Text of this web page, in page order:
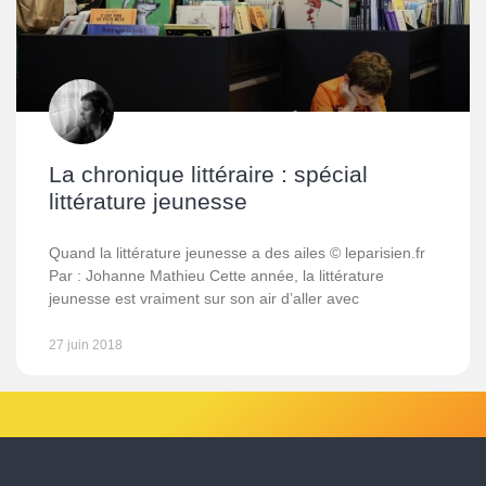
La chronique littéraire : spécial
littérature jeunesse
Quand la littérature jeunesse a des ailes © leparisien.fr
Par : Johanne Mathieu Cette année, la littérature
jeunesse est vraiment sur son air d’aller avec
27 juin 2018